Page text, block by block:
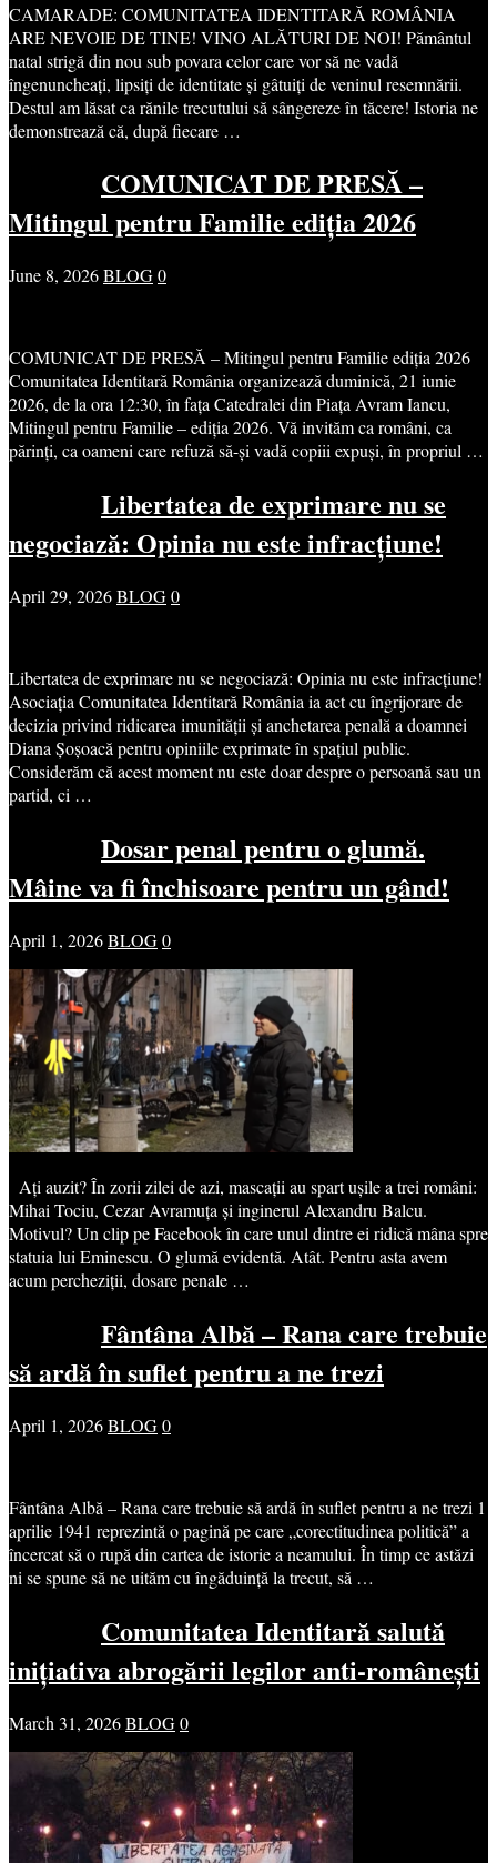
CAMARADE: COMUNITATEA IDENTITARĂ ROMÂNIA
ARE NEVOIE DE TINE! VINO ALĂTURI DE NOI! Pământul
natal strigă din nou sub povara celor care vor să ne vadă
îngenuncheați, lipsiți de identitate și gâtuiți de veninul resemnării.
Destul am lăsat ca rănile trecutului să sângereze în tăcere! Istoria ne
demonstrează că, după fiecare …
COMUNICAT DE PRESĂ –
Mitingul pentru Familie ediția 2026
June 8, 2026BLOG0
COMUNICAT DE PRESĂ – Mitingul pentru Familie ediția 2026
Comunitatea Identitară România organizează duminică, 21 iunie
2026, de la ora 12:30, în fața Catedralei din Piața Avram Iancu,
Mitingul pentru Familie – ediția 2026. Vă invităm ca români, ca
părinți, ca oameni care refuză să-și vadă copiii expuși, în propriul …
Libertatea de exprimare nu se
negociază: Opinia nu este infracțiune!
April 29, 2026BLOG0
Libertatea de exprimare nu se negociază: Opinia nu este infracțiune!
Asociația Comunitatea Identitară România ia act cu îngrijorare de
decizia privind ridicarea imunității și anchetarea penală a doamnei
Diana Șoșoacă pentru opiniile exprimate în spațiul public.
Considerăm că acest moment nu este doar despre o persoană sau un
partid, ci …
Dosar penal pentru o glumă.
Mâine va fi închisoare pentru un gând!
April 1, 2026BLOG0
Ați auzit? În zorii zilei de azi, mascații au spart ușile a trei români:
Mihai Tociu, Cezar Avramuța și inginerul Alexandru Balcu.
Motivul? Un clip pe Facebook în care unul dintre ei ridică mâna spre
statuia lui Eminescu. O glumă evidentă. Atât. Pentru asta avem
acum percheziții, dosare penale …
Fântâna Albă – Rana care trebuie
să ardă în suflet pentru a ne trezi
April 1, 2026BLOG0
Fântâna Albă – Rana care trebuie să ardă în suflet pentru a ne trezi 1
aprilie 1941 reprezintă o pagină pe care „corectitudinea politică” a
încercat să o rupă din cartea de istorie a neamului. În timp ce astăzi
ni se spune să ne uităm cu îngăduință la trecut, să …
Comunitatea Identitară salută
inițiativa abrogării legilor anti-românești
March 31, 2026BLOG0